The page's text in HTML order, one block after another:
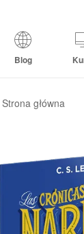
Blog
Strona główna